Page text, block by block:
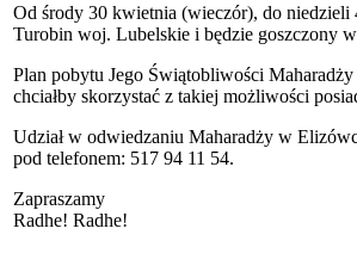
Od środy 30 kwietnia (wieczór), do niedzieli
Turobin woj. Lubelskie i będzie goszczony
Plan pobytu Jego Świątobliwości
chciałby skorzystać z takiej możliwości
Udział w odwiedzaniu Maharadży w
pod telefonem: 517 94 11 54.
Zapraszamy
Radhe! Radhe!